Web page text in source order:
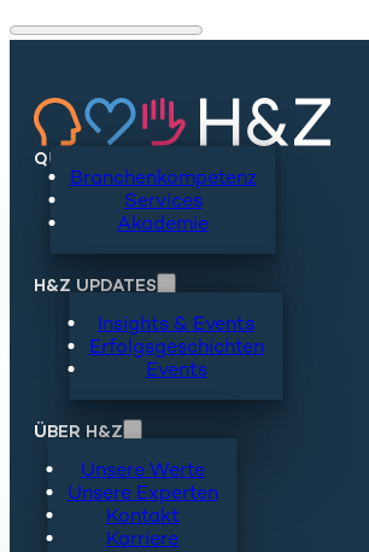
QUICKLINKS
Branchenkompetenz
Services
Akademie
H&Z UPDATES
Insights & Events
Erfolgsgeschichten
Events
ÜBER H&Z
Unsere Werte
Unsere Experten
Kontakt
Karriere